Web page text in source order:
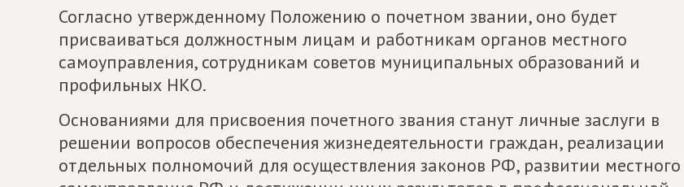
Согласно утвержденному Положению о почетном звании, оно будет
присваиваться должностным лицам и работникам органов местного
самоуправления, сотрудникам советов муниципальных образований и
профильных НКО.
Основаниями для присвоения почетного звания станут личные заслуги в
решении вопросов обеспечения жизнедеятельности граждан, реализации
отдельных полномочий для осуществления законов РФ, развитии местного